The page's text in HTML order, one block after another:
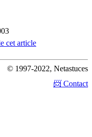
cet article
© 1997-2022, Netastuces
📨 Contact